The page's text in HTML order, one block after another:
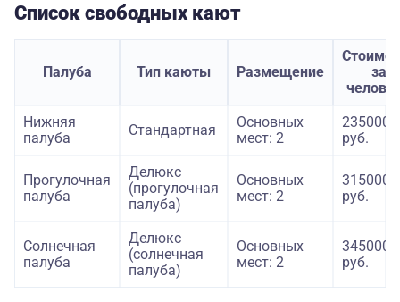
Список свободных кают
Палуба Тип каюты Размещение
за
Нижняя
палуба
Стандартная
Основных
мест: 2
235000
руб.
Прогулочная
палуба
Делюкс
(прогулочная
палуба)
Основных
мест: 2
315000
руб.
Солнечная
палуба
Делюкс
(солнечная
палуба)
Основных
мест: 2
345000
руб.